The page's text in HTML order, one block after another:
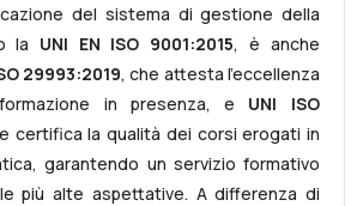
del sistema di gestione della
la UNI EN ISO 9001:2015, è anche
29993:2019, che attesta l’eccellenza
in presenza, e UNI ISO
certifica la qualità dei corsi erogati in
garantendo un servizio formativo
più alte aspettative. A differenza di